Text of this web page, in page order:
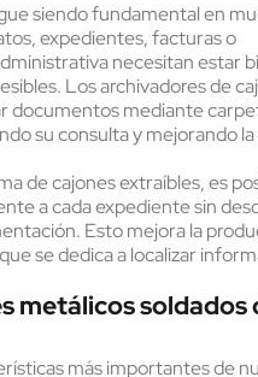
siendo fundamental en
expedientes, facturas o
necesitan estar
Los archivadores de
documentos mediante
su consulta y mejorando
de cajones extraíbles, es
a cada expediente sin
Esto mejora la
se dedica a localizar
metálicos soldados
más importantes de